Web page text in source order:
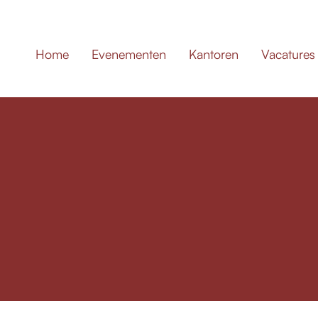
Home Evenementen Kantoren Vacatures